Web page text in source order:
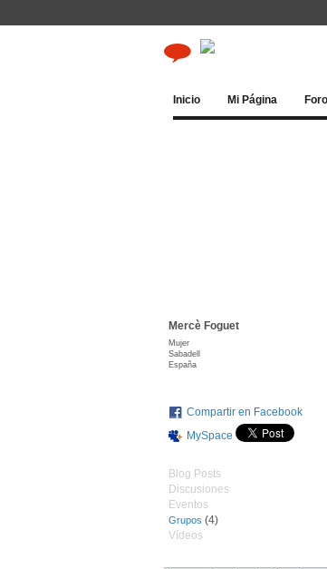
Inicio Mi Página Foro
Mercè Foguet
Mujer
Sabadell
España
Compartir en Facebook
MySpace
Blog Posts
Discusiones
Eventos
Grupos (4)
Vídeos